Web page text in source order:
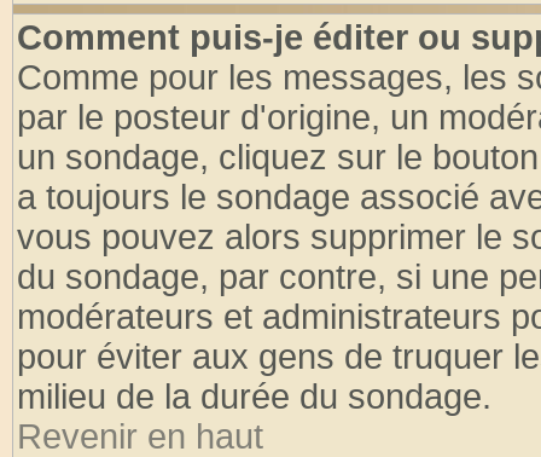
Comment puis-je éditer ou
Comme pour les messages, les
par le posteur d'origine, un
un sondage, cliquez sur le
a toujours le sondage associé
vous pouvez alors supprimer le
du sondage, par contre, si une
modérateurs et administrateurs
pour éviter aux gens de truquer
milieu de la durée du sondage.
Revenir en haut